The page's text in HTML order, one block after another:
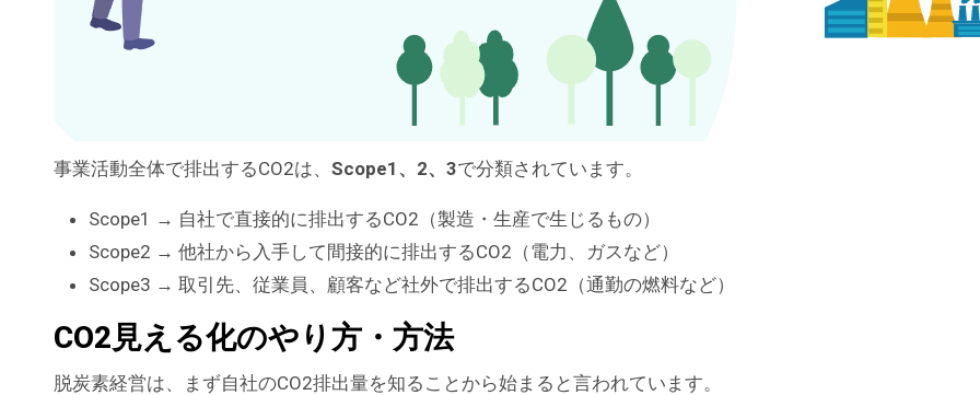
事業活動全体で排出するCO2は、 Scope1、2、3で分類されています。
Scope1 → 自社で直接的に排出するCO2（製造・生産で生じるもの）
Scope2 → 他社から入手して間接的に排出するCO2（電力、ガスなど）
Scope3 → 取引先、従業員、顧客など社外で排出するCO2（通勤の燃料など）
CO2見える化のやり方・方法
脱炭素経営は、まず自社のCO2排出量を知ることから始まると言われています。